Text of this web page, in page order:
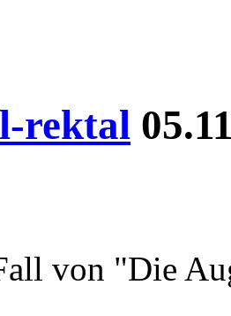
rektal
von "Die